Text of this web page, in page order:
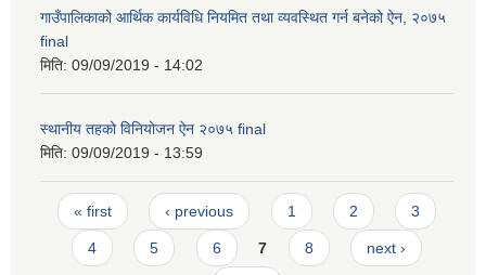
गाउँपालिकाको आर्थिक कार्यविधि नियमित तथा व्यवस्थित गर्न बनेको ऐन, २०७५
final
मिति: 09/09/2019 - 14:02
स्थानीय तहको विनियोजन ऐन २०७५ final
मिति: 09/09/2019 - 13:59
Pages
« first ‹ previous 1 2 3
4 5 6 7 8 next ›